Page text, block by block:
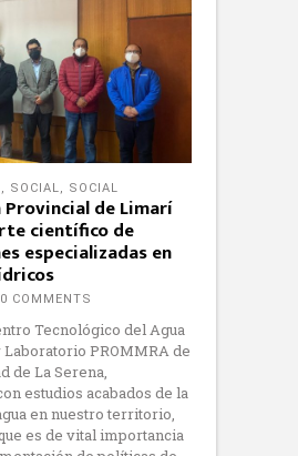
, SOCIAL, SOCIAL
Provincial de Limarí
científico de
especializadas en
0 COMMENTS
Tecnológico del Agua
PROMMRA de
de La Serena,
estudios acabados de la
en nuestro territorio,
es de vital importancia